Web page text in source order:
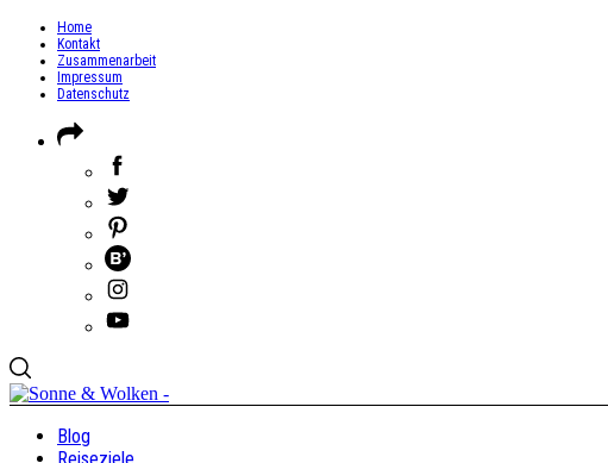
Home
Kontakt
Zusammenarbeit
Impressum
Datenschutz
Blog